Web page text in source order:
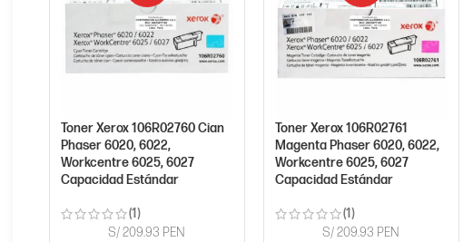
Toner Xerox 106R02760 Cian
Phaser 6020, 6022,
Workcentre 6025, 6027
Capacidad Estándar
(1)
S/ 209.93 PEN
Toner Xerox 106R02761
Magenta Phaser 6020, 6022,
Workcentre 6025, 6027
Capacidad Estándar
(1)
S/ 209.93 PEN